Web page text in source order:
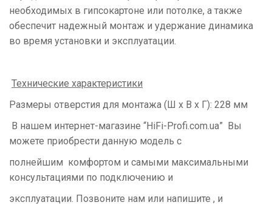
необходимых в гипсокартоне или потолке, а также
обеспечит надежный монтаж и удержание динамика
во время установки и эксплуатации.
Технические характеристики
Размеры отверстия для монтажа (Ш х В х Г): 228 мм
В нашем интернет-магазине “HiFi-Profi.com.ua” Вы
можете приобрести данную модель с
полнейшим комфортом и самыми максимальными
консультациями по подключению и
эксплуатации. Позвоните нам или напишите , и